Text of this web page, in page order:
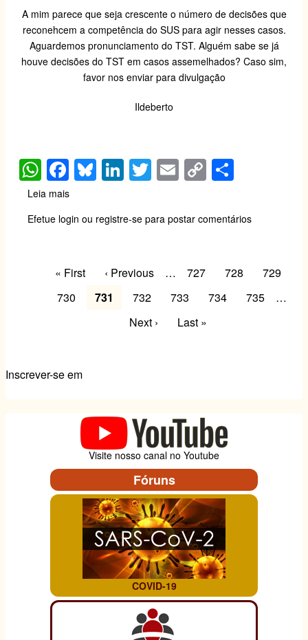
A mim parece que seja crescente o número de decisões que
reconehcem a competência do SUS para agir nesses casos.
Aguardemos pronunciamento do TST. Alguém sabe se já
houve decisões do TST em casos assemelhados? Caso sim,
favor nos enviar para divulgação
Ildeberto
W
h
at
s
F
a
c
e
o
o
Bl
u
e
sk
Li
n
k
e
n
T
wi
tt
er
E
m
ail
C
o
p
y
k
ar
e
Leia mais
do
em
ST
15.
Efetue login ou registre-se para postar comentários
Primeira
« First
Página
‹ Previous … Page
727 Page
728 Page
729
Page
730
Página
731 Page
732 Page
733 Page
734 Page
735
…
Próxima
Next ›
Última
Last »
Inscrever-se em
Visite nosso canal no Youtube
Fóruns
COVID-19